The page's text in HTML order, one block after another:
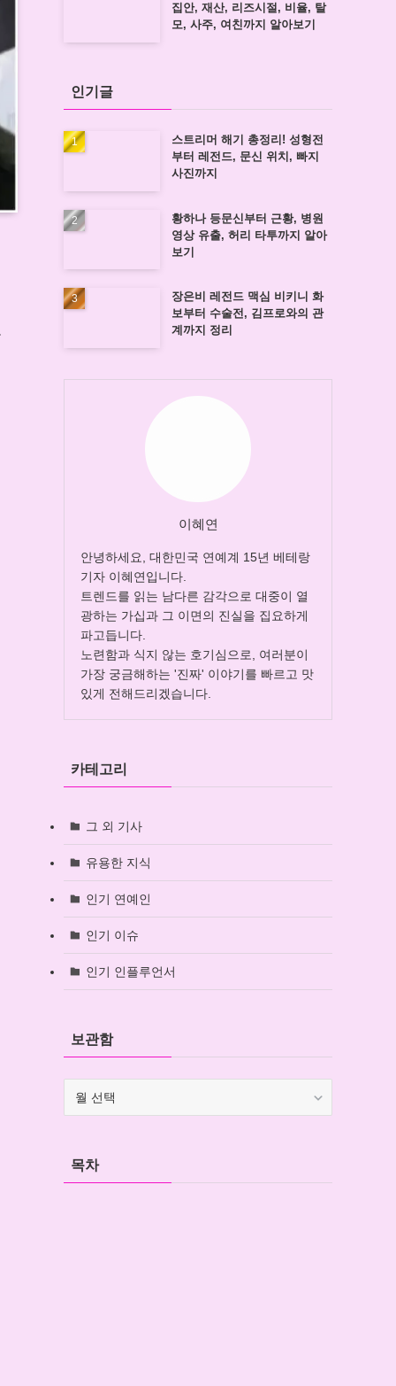
집안, 재산, 리즈시절, 비율, 탈
모, 사주, 여친까지 알아보기
인기글
스트리머 해기 총정리! 성형전
부터 레전드, 문신 위치, 빠지
사진까지
황하나 등문신부터 근황, 병원
영상 유출, 허리 타투까지 알아
보기
장은비 레전드 맥심 비키니 화
보부터 수술전, 김프로와의 관
계까지 정리
이혜연
안녕하세요, 대한민국 연예계 15년 베테랑
기자 이혜연입니다.
트렌드를 읽는 남다른 감각으로 대중이 열
광하는 가십과 그 이면의 진실을 집요하게
파고듭니다.
노련함과 식지 않는 호기심으로, 여러분이
가장 궁금해하는 '진짜' 이야기를 빠르고 맛
있게 전해드리겠습니다.
카테고리
그 외 기사
유용한 지식
인기 연예인
인기 이슈
인기 인플루언서
보관함
목차